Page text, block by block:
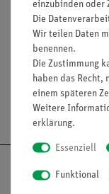
Media /
einzubinden oder
Die
Wir teilen Daten
benennen.
Die Zustimmung
haben das
einem späteren
Weitere
erklärung.
Essenziell
Funktional